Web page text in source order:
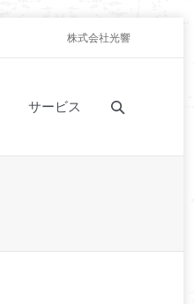
株式会社光響
サービス